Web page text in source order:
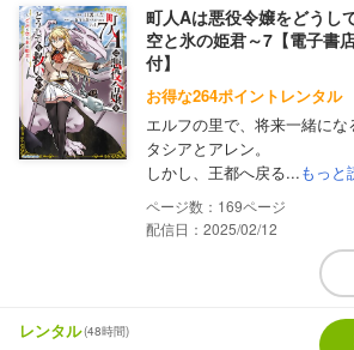
町人Aは悪役令嬢をどうし
空と氷の姫君～7【電子書
付】
お得な264ポイントレンタル
エルフの里で、将来一緒に
タシアとアレン。
しかし、王都へ戻る...もっと
169
配信日：2025/02/12
レンタル(48時間)